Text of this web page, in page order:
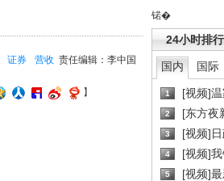
锘�
24小时排
国内 国际
1 [视频]
2 [东方夜
3 [视频]日
4 [视频]
5 [视频]
责任编辑：李中国
证券 营收
】